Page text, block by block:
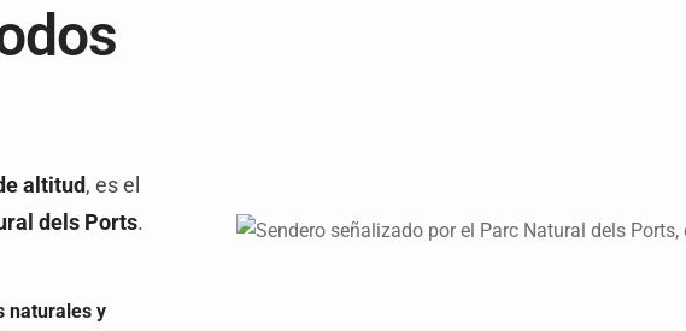
altitud, es el
dels Ports.
naturales y